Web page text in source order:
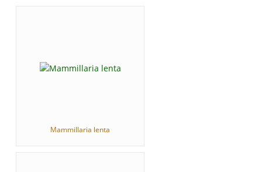
Mammillaria lenta